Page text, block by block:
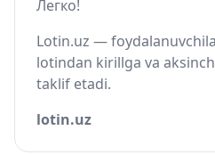
Легко!
Lotin.uz —
lotindan kirillga va
taklif etadi.
lotin.uz